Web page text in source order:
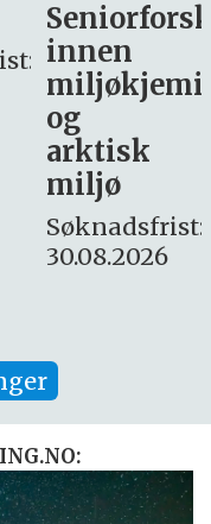
søker
– fast
Søknadsfrist:
16. august.